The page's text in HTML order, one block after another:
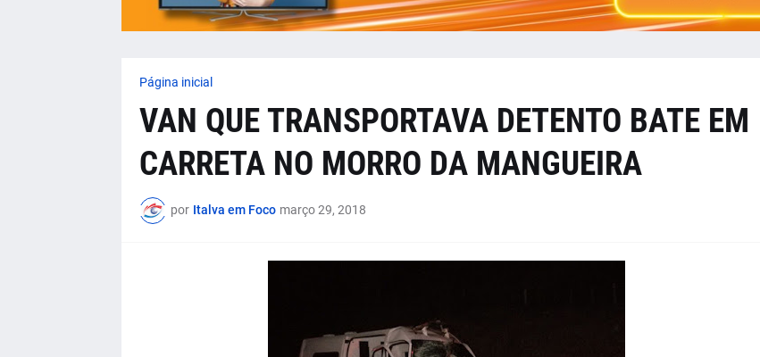
Página inicial
VAN QUE TRANSPORTAVA DETENTO BATE EM
CARRETA NO MORRO DA MANGUEIRA
por Italva em Foco março 29, 2018